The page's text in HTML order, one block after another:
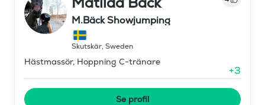
M.Bäck Showjumping
Skutskär, Sweden
Hästmassör, Hoppning C-tränare
+3
Se profil